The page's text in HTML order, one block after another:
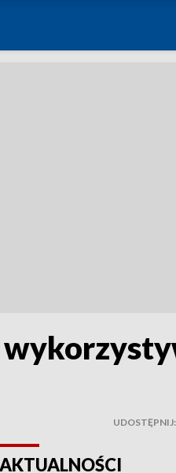
UDOSTĘPNIJ:
AKTUALNOŚCI